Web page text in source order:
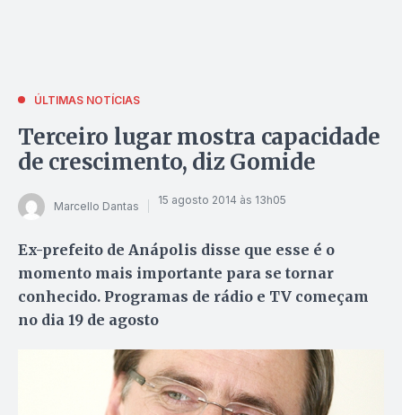
ÚLTIMAS NOTÍCIAS
Terceiro lugar mostra capacidade
de crescimento, diz Gomide
Marcello Dantas 15 agosto 2014 às 13h05
Ex-prefeito de Anápolis disse que esse é o
momento mais importante para se tornar
conhecido. Programas de rádio e TV começam
no dia 19 de agosto